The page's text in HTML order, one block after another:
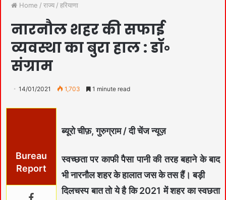
Home / राज्य / हरियाणा
नारनौल शहर की सफाई
व्यवस्था का बुरा हाल : डॉ॰
संग्राम
14/01/2021 1,703 1 minute read
Bureau
Report
ब्यूरो चीफ़, गुरुग्राम / दी चेंज न्यूज़
स्वच्छता पर काफी पैसा पानी की तरह बहाने के बाद
भी नारनौल शहर के हालात जस के तस हैं। बड़ी
दिलचस्प बात तो ये है कि 2021 में शहर का स्वछता